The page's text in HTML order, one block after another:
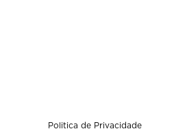
Politica de Privacidade